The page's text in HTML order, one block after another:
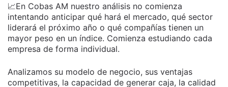
📈En Cobas AM nuestro análisis no comienza
intentando anticipar qué hará el mercado, qué sector
liderará el próximo año o qué compañías tienen un
mayor peso en un índice. Comienza estudiando cada
empresa de forma individual.
Analizamos su modelo de negocio, sus ventajas
competitivas, la capacidad de generar caja, la calidad